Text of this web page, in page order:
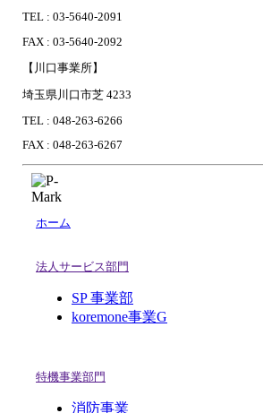
TEL : 03-5640-2091
FAX : 03-5640-2092
【川口事業所】
埼玉県川口市芝 4233
TEL : 048-263-6266
FAX : 048-263-6267
ホーム
法人サービス部門
SP 事業部
koremone事業G
特機事業部門
消防事業